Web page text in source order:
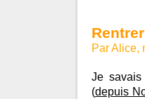
Par Alice,
Je
(depuis